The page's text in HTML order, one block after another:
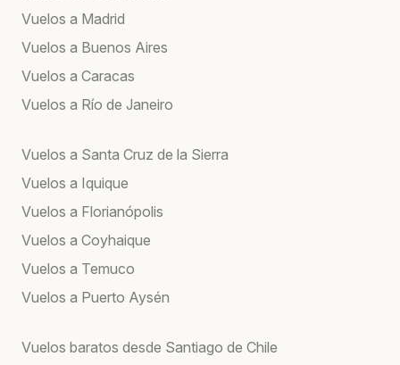
Vuelos a Madrid
Vuelos a Buenos Aires
Vuelos a Caracas
Vuelos a Río de Janeiro
Vuelos a Santa Cruz de la Sierra
Vuelos a Iquique
Vuelos a Florianópolis
Vuelos a Coyhaique
Vuelos a Temuco
Vuelos a Puerto Aysén
Vuelos baratos desde Santiago de Chile